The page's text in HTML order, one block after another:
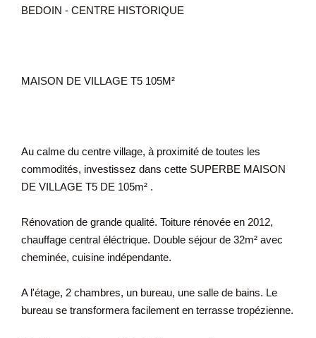
BEDOIN - CENTRE HISTORIQUE
MAISON DE VILLAGE T5 105M²
Au calme du centre village, à proximité de toutes les
commodités, investissez dans cette SUPERBE MAISON
DE VILLAGE T5 DE 105m² .
Rénovation de grande qualité. Toiture rénovée en 2012,
chauffage central éléctrique. Double séjour de 32m² avec
cheminée, cuisine indépendante.
A l'étage, 2 chambres, un bureau, une salle de bains. Le
bureau se transformera facilement en terrasse tropézienne.